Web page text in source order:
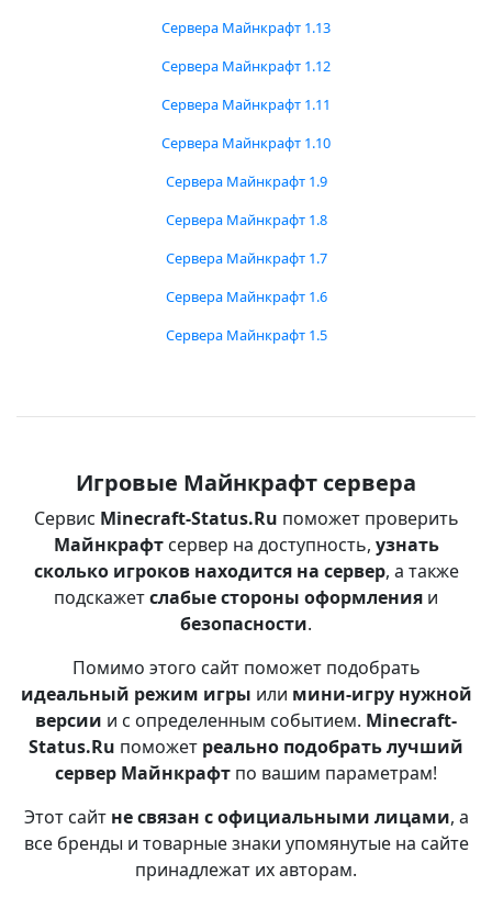
Сервера Майнкрафт 1.13
Сервера Майнкрафт 1.12
Сервера Майнкрафт 1.11
Сервера Майнкрафт 1.10
Сервера Майнкрафт 1.9
Сервера Майнкрафт 1.8
Сервера Майнкрафт 1.7
Сервера Майнкрафт 1.6
Сервера Майнкрафт 1.5
Игровые Майнкрафт сервера
Сервис Minecraft-Status.Ru поможет проверить
Майнкрафтсервер на доступность, узнать
сколько игроков находится на сервер, а также
подскажетслабые стороны оформления и
безопасности.
Помимо этого сайт поможет подобрать
идеальный режим игры или мини-игру нужной
версии и с определенным событием. Minecraft-
Status.Ru поможет реально подобрать лучший
сервер Майнкрафт по вашим параметрам!
Этот сайт не связан с официальными лицами, а
все бренды и товарные знаки упомянутые на сайте
принадлежат их авторам.